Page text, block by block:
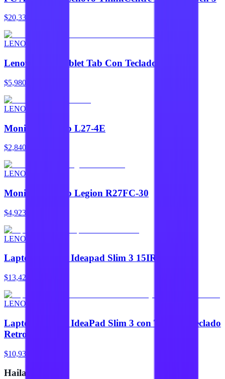
$20,333
LENOVO
Lenovo Idea Tablet Tab Con Teclado Y Pluma
$5,980
LENOVO
Monitor Lenovo L27-4E
$2,840
LENOVO
Monitor Lenovo Legion R27FC-30
$4,923
LENOVO
Laptop Lenovo Ideapad Slim 3 15IRU8
$13,423
LENOVO
Laptop Lenovo IdeaPad Slim 3 con Touch y Teclado
Retroilumin
$10,930
Hailan Store